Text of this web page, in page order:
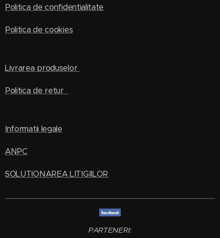
Politica de confidentialitate
Politica de cookies
Livrarea produselor
Politica de retur
Informatii legale
ANPC
SOLUTIONAREA LITIGIILOR
PARTENERI: